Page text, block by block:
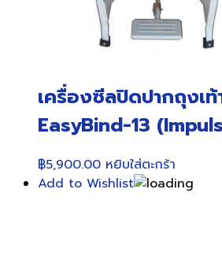
เครื่องซีลปิดปากถุงเท้
EasyBind-13
฿5,900.00 หยิบใส่ตะกร้า
Add to Wishlist